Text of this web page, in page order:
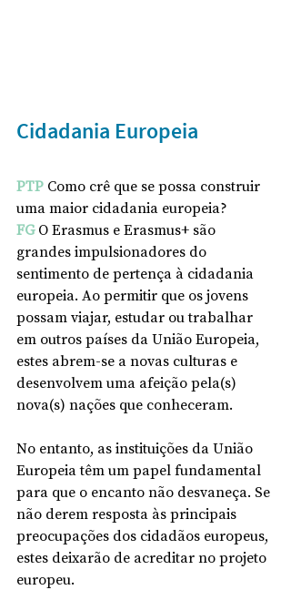
Cidadania Europeia
PTP Como crê que se possa construir
uma maior cidadania europeia?
FG O Erasmus e Erasmus+ são
grandes impulsionadores do
sentimento de pertença à cidadania
europeia. Ao permitir que os jovens
possam viajar, estudar ou trabalhar
em outros países da União Europeia,
estes abrem-se a novas culturas e
desenvolvem uma afeição pela(s)
nova(s) nações que conheceram.
No entanto, as instituições da União
Europeia têm um papel fundamental
para que o encanto não desvaneça. Se
não derem resposta às principais
preocupações dos cidadãos europeus,
estes deixarão de acreditar no projeto
europeu.